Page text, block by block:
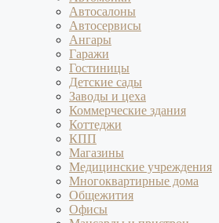
Автосалоны
Автосервисы
Ангары
Гаражи
Гостиницы
Детские сады
Заводы и цеха
Коммерческие здания
Коттеджи
КПП
Магазины
Медицинские учреждения
Многоквартирные дома
Общежития
Офисы